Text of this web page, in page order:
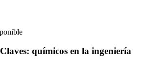
Claves: químicos en la ingeniería